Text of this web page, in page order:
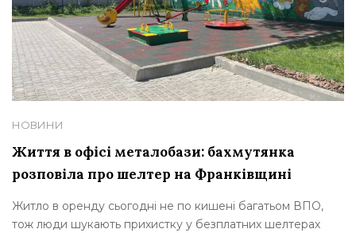
НОВИНИ
Життя в офісі металобази: бахмутянка
розповіла про шелтер на Франківщині
Житло в оренду сьогодні не по кишені багатьом ВПО,
тож люди шукають прихистку у безплатних шелтерах